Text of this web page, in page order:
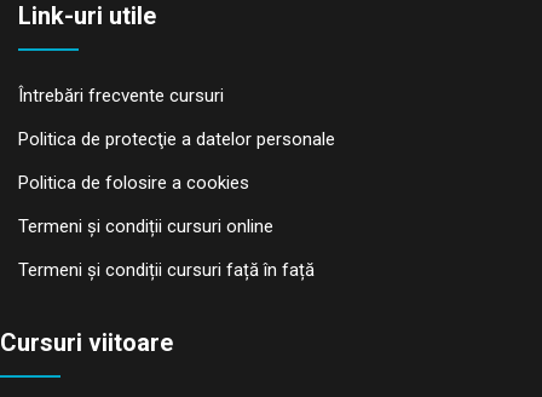
Link-uri utile
Întrebări frecvente cursuri
Politica de protecţie a datelor personale
Politica de folosire a cookies
Termeni și condiții cursuri online
Termeni și condiții cursuri față în față
Cursuri viitoare